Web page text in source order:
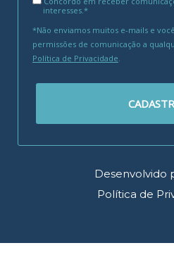
interesses.*
*Não enviamos muitos e-mails e
permissões de comunicação a
Política de Privacidade.
Desenvolvido
Política de